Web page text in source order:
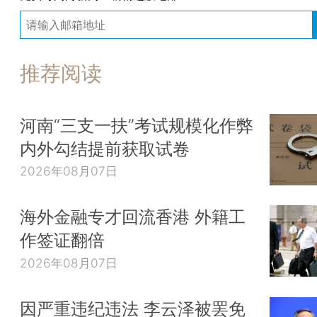
推荐阅读
河南“三支一扶”考试规模化作弊
内外勾结提前获取试卷
2026年08月07日
海外金融专才回流香港 外籍工
作签证翻倍
2026年08月07日
因严重违纪违法 李云泽被罢免